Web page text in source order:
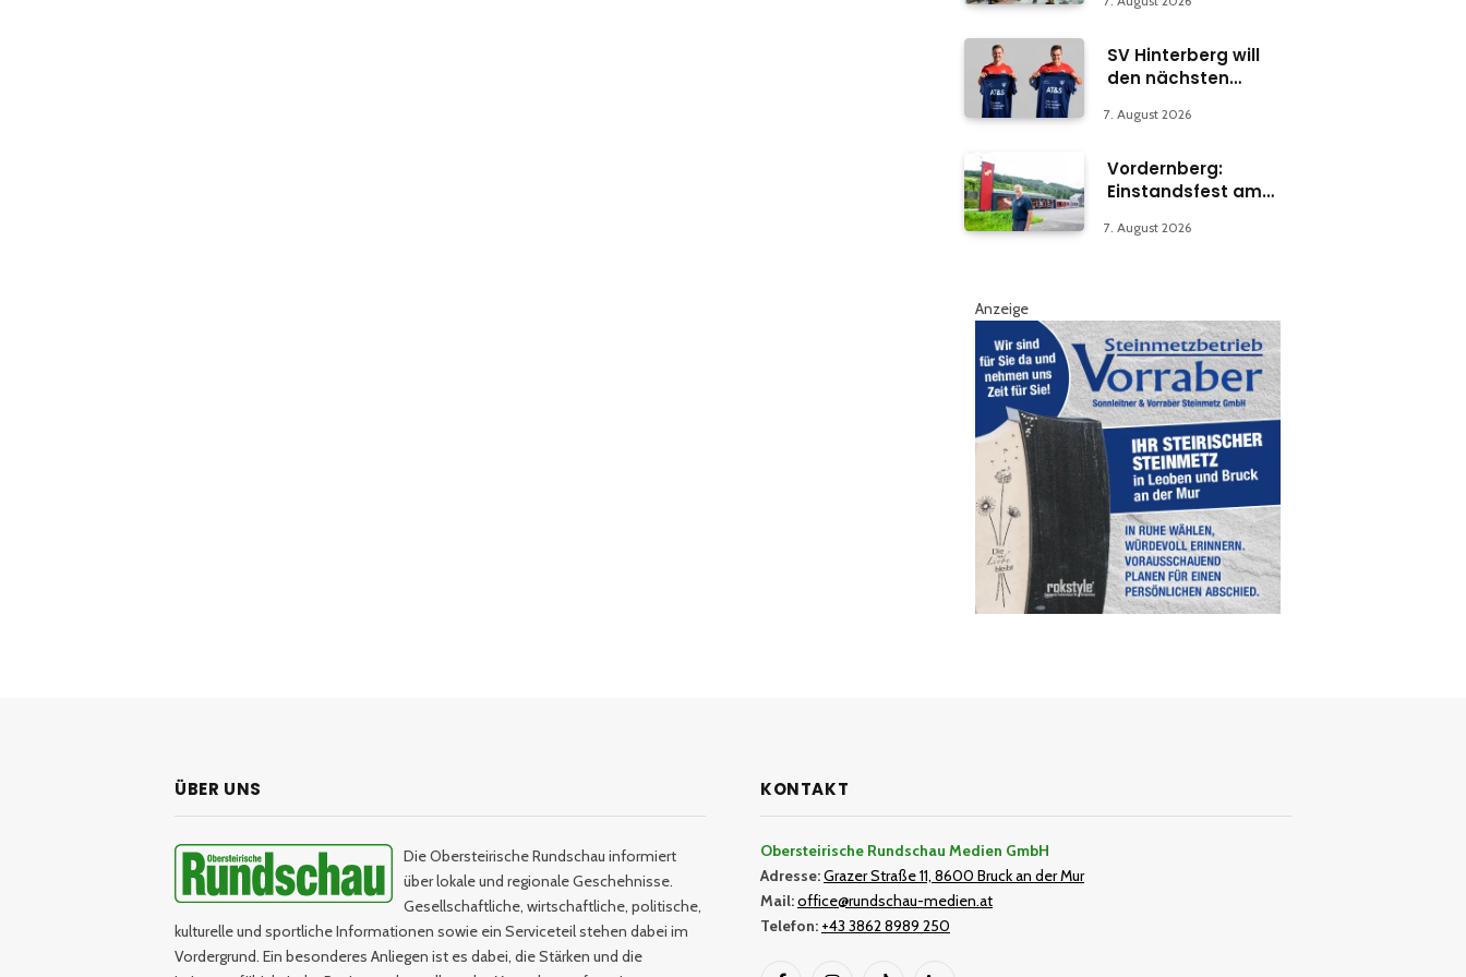
Abteilung in Bruck
SV Hinterberg will
den nächsten
7. August 2026
Vordernberg:
Einstandsfest am
7. August 2026
Anzeige
ÜBER UNS
Die Obersteirische Rundschau informiert
über lokale und regionale Geschehnisse.
Gesellschaftliche, wirtschaftliche, politische,
kulturelle und sportliche Informationen sowie ein Serviceteil stehen dabei im
Vordergrund. Ein besonderes Anliegen ist es dabei, die Stärken und die
KONTAKT
Obersteirische Rundschau Medien GmbH
Adresse:Grazer Straße 11, 8600 Bruck an der Mur
Mail:office@rundschau-medien.at
Telefon: +43 3862 8989 250